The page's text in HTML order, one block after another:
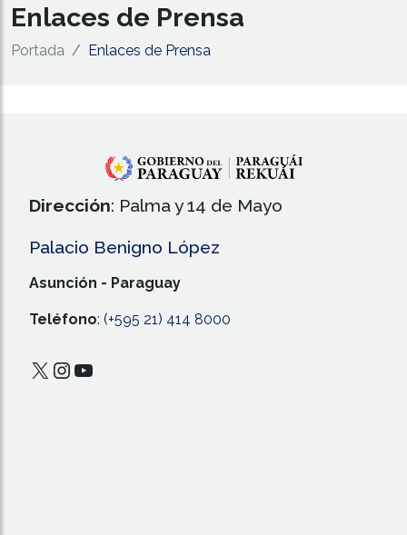
Enlaces de Prensa
Portada Enlaces de Prensa
Dirección: Palma y 14 de Mayo
Palacio Benigno López
Asunción - Paraguay
Teléfono: (+595 21) 414 8000
X Instagram
YouTube